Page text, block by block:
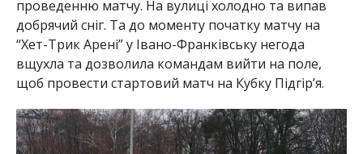
проведенню матчу. На вулиці холодно та випав
добрячий сніг. Та до моменту початку матчу на
“Хет-Трик Арені” у Івано-Франківську негода
вщухла та дозволила командам вийти на поле,
щоб провести стартовий матч на Кубку Підгір’я.